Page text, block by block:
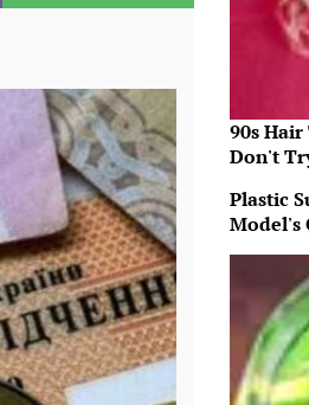
90s Hair
Don't
Plastic
Model's